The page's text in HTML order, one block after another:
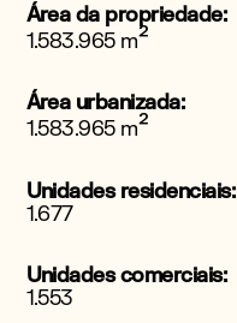
Área da propriedade:
1.583.965 m²
Área urbanizada:
1.583.965 m²
Unidades residenciais:
1.677
Unidades comerciais:
1.553